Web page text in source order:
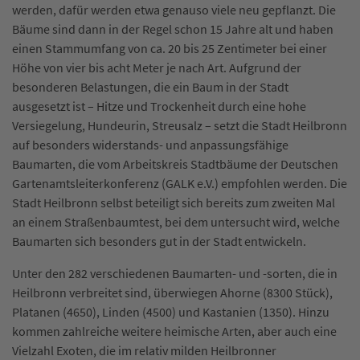
werden, dafür werden etwa genauso viele neu gepflanzt. Die
Bäume sind dann in der Regel schon 15 Jahre alt und haben
einen Stammumfang von ca. 20 bis 25 Zentimeter bei einer
Höhe von vier bis acht Meter je nach Art. Aufgrund der
besonderen Belastungen, die ein Baum in der Stadt
ausgesetzt ist – Hitze und Trockenheit durch eine hohe
Versiegelung, Hundeurin, Streusalz – setzt die Stadt Heilbronn
auf besonders widerstands- und anpassungsfähige
Baumarten, die vom Arbeitskreis Stadtbäume der Deutschen
Gartenamtsleiterkonferenz (GALK e.V.) empfohlen werden. Die
Stadt Heilbronn selbst beteiligt sich bereits zum zweiten Mal
an einem Straßenbaumtest, bei dem untersucht wird, welche
Baumarten sich besonders gut in der Stadt entwickeln.
Unter den 282 verschiedenen Baumarten- und -sorten, die in
Heilbronn verbreitet sind, überwiegen Ahorne (8300 Stück),
Platanen (4650), Linden (4500) und Kastanien (1350). Hinzu
kommen zahlreiche weitere heimische Arten, aber auch eine
Vielzahl Exoten, die im relativ milden Heilbronner